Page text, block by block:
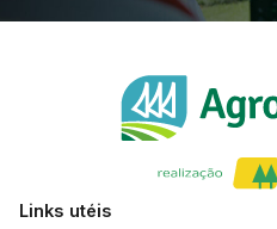
Links utéis